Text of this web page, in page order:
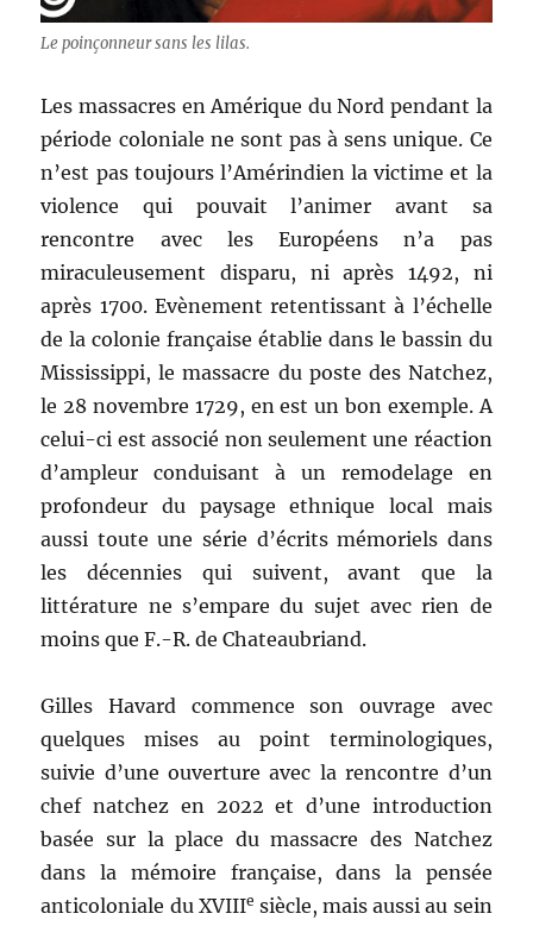
Le poinçonneur sans les lilas.
Les massacres en Amérique du Nord pendant la
période coloniale ne sont pas à sens unique. Ce
n’est pas toujours l’Amérindien la victime et la
violence qui pouvait l’animer avant sa
rencontre avec les Européens n’a pas
miraculeusement disparu, ni après 1492, ni
après 1700. Evènement retentissant à l’échelle
de la colonie française établie dans le bassin du
Mississippi, le massacre du poste des Natchez,
le 28 novembre 1729, en est un bon exemple. A
celui-ci est associé non seulement une réaction
d’ampleur conduisant à un remodelage en
profondeur du paysage ethnique local mais
aussi toute une série d’écrits mémoriels dans
les décennies qui suivent, avant que la
littérature ne s’empare du sujet avec rien de
moins que F.-R. de Chateaubriand.
Gilles Havard commence son ouvrage avec
quelques mises au point terminologiques,
suivie d’une ouverture avec la rencontre d’un
chef natchez en 2022 et d’une introduction
basée sur la place du massacre des Natchez
dans la mémoire française, dans la pensée
anticoloniale du XVIIIe siècle, mais aussi au sein